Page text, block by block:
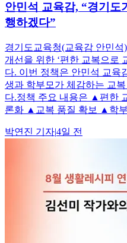
안민석 교육감, “경기도
행하겠다”
경기도교육청(교육감 안민
개선을 위한 ‘편한 교복으로
다. 이번 정책은 안민석 교육
생과 학부모가 체감하는 교
다.정책 주요 내용은 ▲편한
론화 ▲교복 품질 확보 ▲학
박연진 기자|4일 전